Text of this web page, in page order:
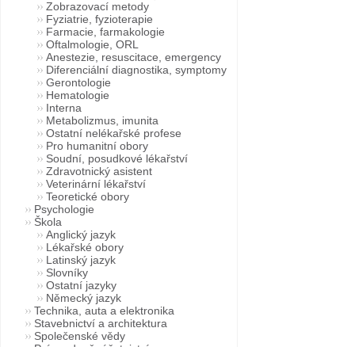
Zobrazovací metody
Fyziatrie, fyzioterapie
Farmacie, farmakologie
Oftalmologie, ORL
Anestezie, resuscitace, emergency
Diferenciální diagnostika, symptomy
Gerontologie
Hematologie
Interna
Metabolizmus, imunita
Ostatní nelékařské profese
Pro humanitní obory
Soudní, posudkové lékařství
Zdravotnický asistent
Veterinární lékařství
Teoretické obory
Psychologie
Škola
Anglický jazyk
Lékařské obory
Latinský jazyk
Slovníky
Ostatní jazyky
Německý jazyk
Technika, auta a elektronika
Stavebnictví a architektura
Společenské vědy